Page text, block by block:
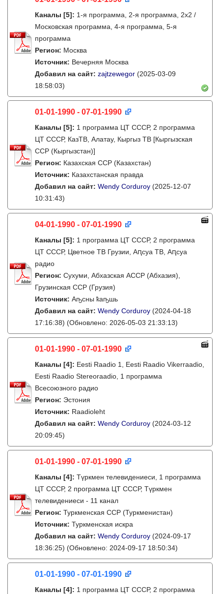
Каналы [5]: 1-я программа, 2-я программа, 2х2 /
Московская программа, 4-я программа, 5-я
программа
Регион: Москва
Источник: Вечерняя Москва
Добавил на сайт: zajtzewegor (2025-03-09
18:58:03)
01-01-1990 - 07-01-1990
Каналы [5]: 1 программа ЦТ СССР, 2 программа
ЦТ СССР, КазТВ, Алатау, Кыргыз ТВ [Кыргызская
ССР (Кыргызстан)]
Регион: Казахская ССР (Казахстан)
Источник: Казахстанская правда
Добавил на сайт: Wendy Corduroy (2025-12-07
10:31:43)
04-01-1990 - 07-01-1990
Каналы [5]: 1 программа ЦТ СССР, 2 программа
ЦТ СССР, Цветное ТВ Грузии, Аԥсуа ТВ, Аԥсуа
радио
Регион: Cухуми, Абхазская АССР (Абхазия),
Грузинская ССР (Грузия)
Источник: Аҧсны ҟаҧшь
Добавил на сайт: Wendy Corduroy (2024-04-18
17:16:38) (Обновлено: 2026-05-03 21:33:13)
01-01-1990 - 07-01-1990
Каналы [4]: Eesti Raadio 1, Eesti Raadio Vikerraadio,
Eesti Raadio Stereoraadio, 1 программа
Всесоюзного радио
Регион: Эстония
Источник: Raadioleht
Добавил на сайт: Wendy Corduroy (2024-03-12
20:09:45)
01-01-1990 - 07-01-1990
Каналы [4]: Түркмен телевидениеси, 1 программа
ЦТ СССР, 2 программа ЦТ СССР, Түркмен
телевидениеси - 11 канал
Регион: Туркменская ССР (Туркменистан)
Источник: Туркменская искра
Добавил на сайт: Wendy Corduroy (2024-09-17
18:36:25) (Обновлено: 2024-09-17 18:50:34)
01-01-1990 - 07-01-1990
Каналы [4]: 1 программа ЦТ СССР, 2 программа